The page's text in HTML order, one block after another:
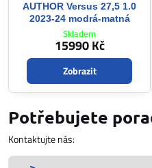
AUTHOR Versus 27,5 1.0
2023-24 modrá-matná
Skladem
15990 Kč
Zobrazit
Potřebujete
Kontaktujte nás: